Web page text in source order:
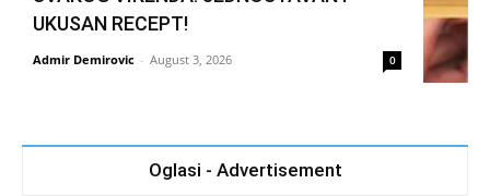
UKUSAN RECEPT!
Admir Demirovic - August 3, 2026 0
Oglasi - Advertisement